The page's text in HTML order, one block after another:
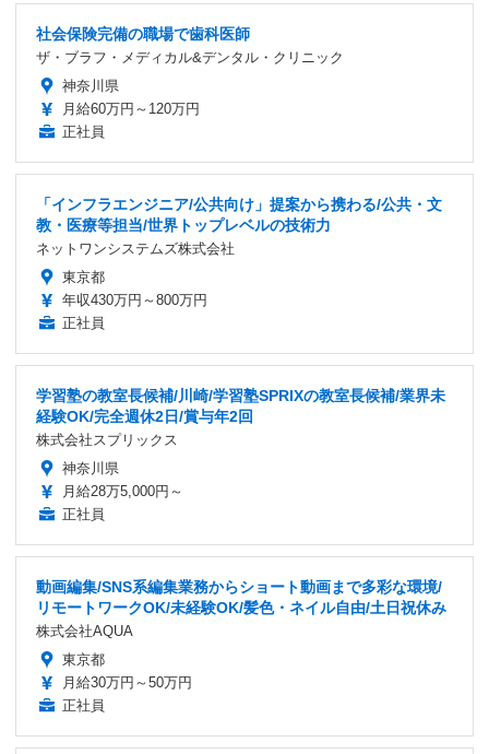
社会保険完備の職場で歯科医師
ザ・ブラフ・メディカル&デンタル・クリニック
神奈川県
月給60万円～120万円
正社員
「インフラエンジニア/公共向け」提案から携わる/公共・文
教・医療等担当/世界トップレベルの技術力
ネットワンシステムズ株式会社
東京都
年収430万円～800万円
正社員
学習塾の教室長候補/川崎/学習塾SPRIXの教室長候補/業界未
経験OK/完全週休2日/賞与年2回
株式会社スプリックス
神奈川県
月給28万5,000円～
正社員
動画編集/SNS系編集業務からショート動画まで多彩な環境/
リモートワークOK/未経験OK/髪色・ネイル自由/土日祝休み
株式会社AQUA
東京都
月給30万円～50万円
正社員